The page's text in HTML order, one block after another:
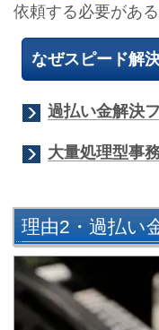
依頼する必要がある
なぜスピード解
過払い金解決
大量処理型事
理由2・過払い